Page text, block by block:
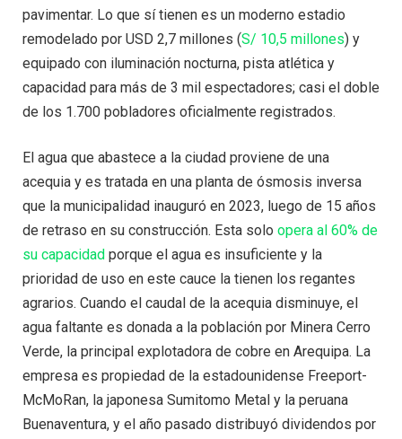
pavimentar. Lo que sí tienen es un moderno estadio
remodelado por USD 2,7 millones (S/ 10,5 millones) y
equipado con iluminación nocturna, pista atlética y
capacidad para más de 3 mil espectadores; casi el doble
de los 1.700 pobladores oficialmente registrados.
El agua que abastece a la ciudad proviene de una
acequia y es tratada en una planta de ósmosis inversa
que la municipalidad inauguró en 2023, luego de 15 años
de retraso en su construcción. Esta solo opera al 60% de
su capacidad porque el agua es insuficiente y la
prioridad de uso en este cauce la tienen los regantes
agrarios. Cuando el caudal de la acequia disminuye, el
agua faltante es donada a la población por Minera Cerro
Verde, la principal explotadora de cobre en Arequipa. La
empresa es propiedad de la estadounidense Freeport-
McMoRan, la japonesa Sumitomo Metal y la peruana
Buenaventura, y el año pasado distribuyó dividendos por